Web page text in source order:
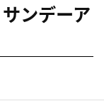
ンデーア